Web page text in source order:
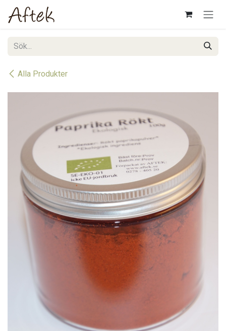
Hoppa till innehåll
Alla Produkter